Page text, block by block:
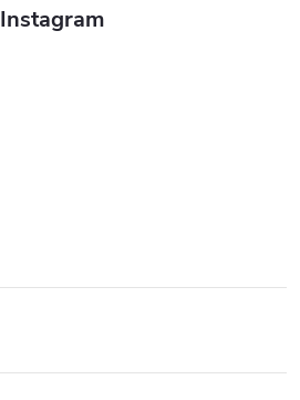
Instagram